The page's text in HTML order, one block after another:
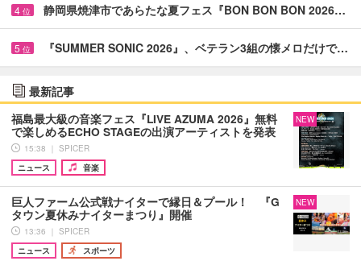
4 位 静岡県焼津市であらたな夏フェス『BON BON BON 2026…
5 位 『SUMMER SONIC 2026』、ベテラン3組の懐メロだけで…
最新記事
福島最大級の音楽フェス『LIVE AZUMA 2026』無料
で楽しめるECHO STAGEの出演アーティストを発表
15:38 ｜ SPICER
ニュース
音楽
NEW
巨人ファーム公式戦ナイターで縁日＆プール！ 『G
タウン夏休みナイターまつり』開催
13:36 ｜ SPICER
ニュース
スポーツ
NEW